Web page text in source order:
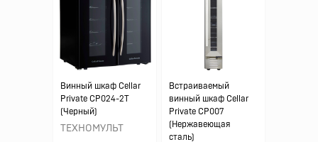
Винный шкаф Cellar
Private CP024-2T
(Черный)
ТЕХНОМУЛЬТ
Встраиваемый
винный шкаф Cellar
Private CP007
(Нержавеющая
сталь)